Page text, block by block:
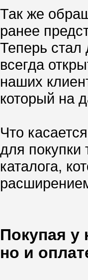
Так же
ранее
Теперь
всегда
наших
который на
Что
для
каталога,
Покупая у
но и